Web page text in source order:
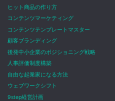
ヒット商品の作り方
コンテンツマーケティング
コンテンツテンプレートマスター
顧客ブランディング
後発中小企業のポジショニング戦略
人事評価制度構築
自由な起業家になる方法
ウェブワークシフト
9step経営計画